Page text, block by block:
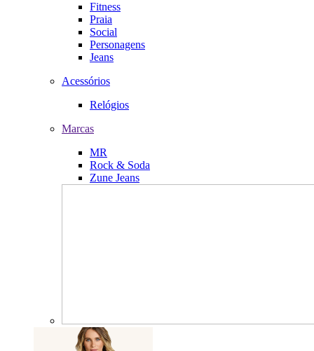
Fitness
Praia
Social
Personagens
Jeans
Acessórios
Relógios
Marcas
MR
Rock & Soda
Zune Jeans